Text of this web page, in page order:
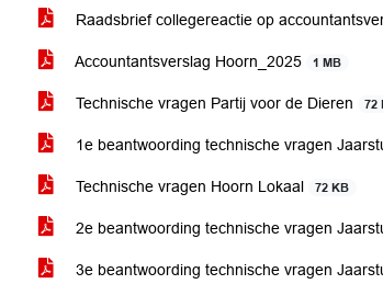
Raadsbrief collegereactie op
Accountantsverslag Hoorn_2025 1 MB
Technische vragen Partij voor de Dieren 72
1e beantwoording technische vragen
Technische vragen Hoorn Lokaal 72 KB
2e beantwoording technische vragen
3e beantwoording technische vragen